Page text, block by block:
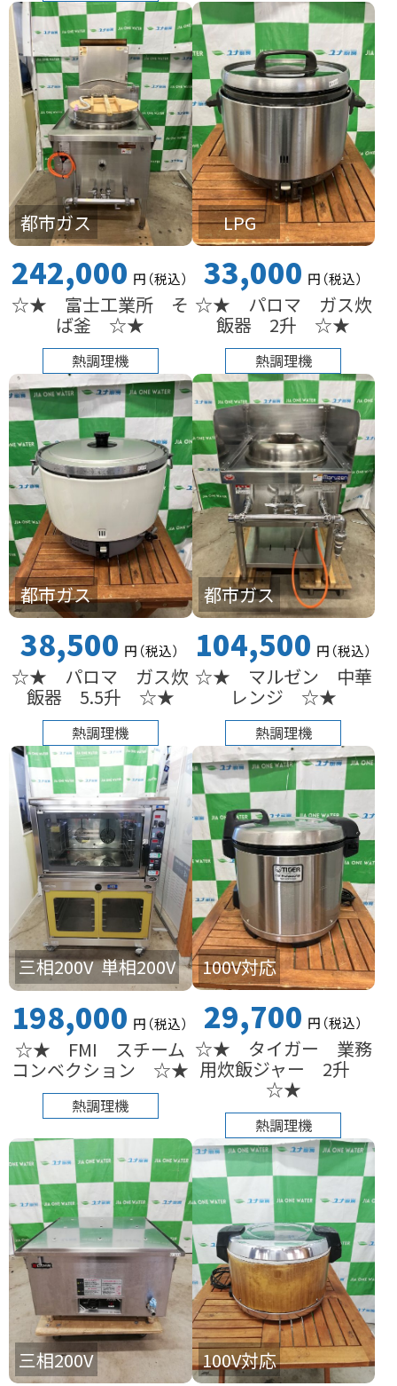
都市ガス
242,000 円（税込）
☆★ 富士工業所 そ
ば釜 ☆★
熱調理機
LPG
33,000 円（税込）
☆★ パロマ ガス炊
飯器 2升 ☆★
熱調理機
都市ガス
38,500 円（税込）
☆★ パロマ ガス炊
飯器 5.5升 ☆★
熱調理機
都市ガス
104,500 円（税込）
☆★ マルゼン 中華
レンジ ☆★
熱調理機
単相200V
三相200V
198,000 円（税込）
☆★ FMI スチーム
コンベクション ☆★
熱調理機
100V対応
29,700 円（税込）
☆★ タイガー 業務
用炊飯ジャー 2升
☆★
熱調理機
三相200V 100V対応